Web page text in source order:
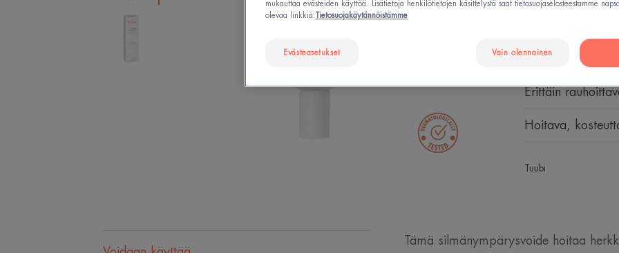
Rauhoittaa
myös kaikkein
Erittäin
Hoitava,
Tuubi
Tämä silmänympärysvoide hoitaa
mukauttaa evästeiden käyttöä. Lisätietoja henkilötietojen käsittelystä saat tietosuojaselosteestamme
olevaa linkkiä: Tietosuojakäytännöistämme
Evästeasetukset Vain olennainen